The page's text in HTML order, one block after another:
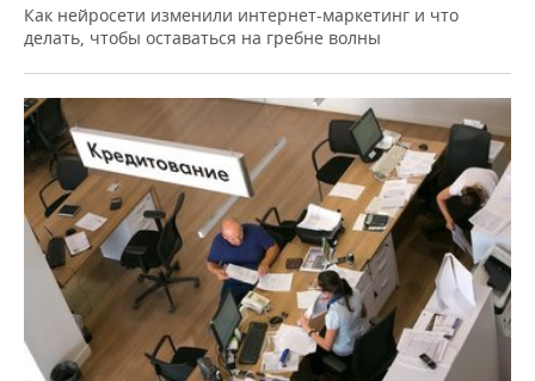
Как нейросети изменили интернет-маркетинг и что
делать, чтобы оставаться на гребне волны